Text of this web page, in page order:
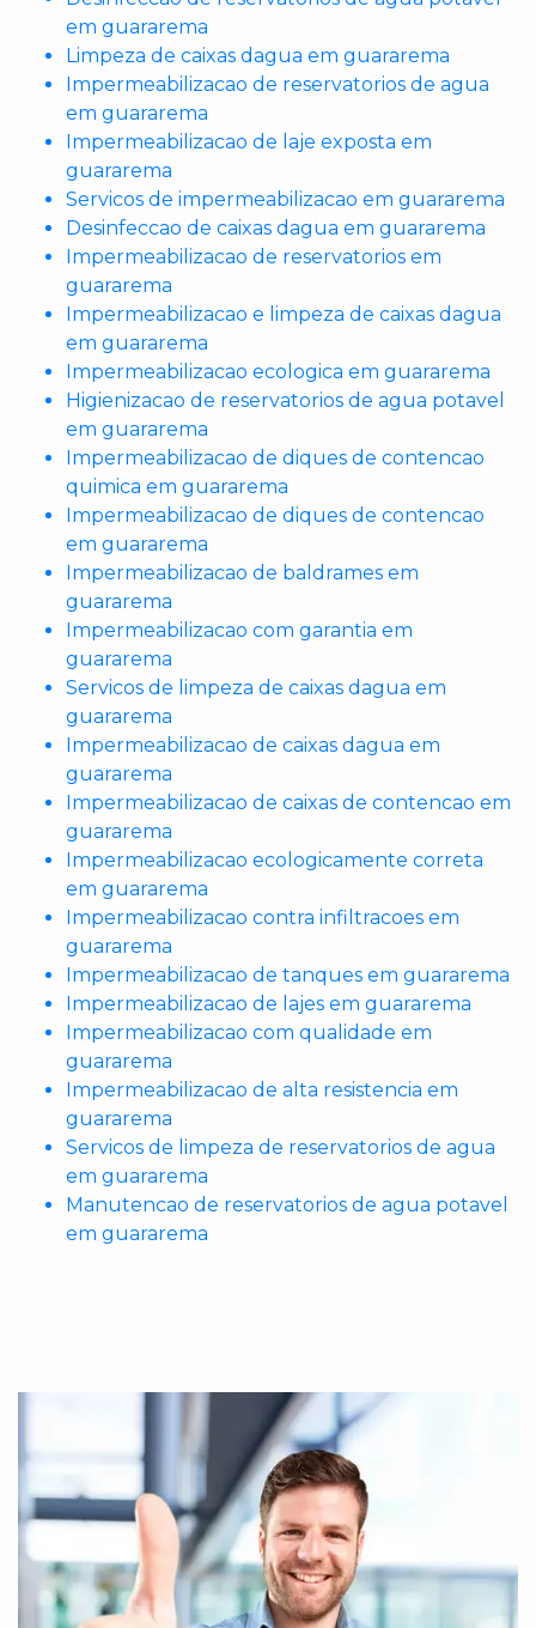
em guararema
Limpeza de caixas dagua em guararema
Impermeabilizacao de reservatorios de agua
em guararema
Impermeabilizacao de laje exposta em
guararema
Servicos de impermeabilizacao em guararema
Desinfeccao de caixas dagua em guararema
Impermeabilizacao de reservatorios em
guararema
Impermeabilizacao e limpeza de caixas dagua
em guararema
Impermeabilizacao ecologica em guararema
Higienizacao de reservatorios de agua potavel
em guararema
Impermeabilizacao de diques de contencao
quimica em guararema
Impermeabilizacao de diques de contencao
em guararema
Impermeabilizacao de baldrames em
guararema
Impermeabilizacao com garantia em
guararema
Servicos de limpeza de caixas dagua em
guararema
Impermeabilizacao de caixas dagua em
guararema
Impermeabilizacao de caixas de contencao em
guararema
Impermeabilizacao ecologicamente correta
em guararema
Impermeabilizacao contra infiltracoes em
guararema
Impermeabilizacao de tanques em guararema
Impermeabilizacao de lajes em guararema
Impermeabilizacao com qualidade em
guararema
Impermeabilizacao de alta resistencia em
guararema
Servicos de limpeza de reservatorios de agua
em guararema
Manutencao de reservatorios de agua potavel
em guararema